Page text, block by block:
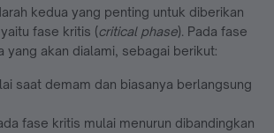
kedua yang penting untuk diberikan
fase kritis (critical phase). Pada fase
yang akan dialami, sebagai berikut:
saat demam dan biasanya berlangsung
fase kritis mulai menurun dibandingkan